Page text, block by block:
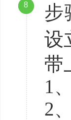
8
步
设
带
1
2